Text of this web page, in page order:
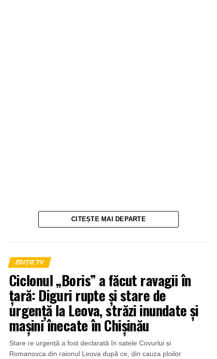
CITEȘTE MAI DEPARTE
EDIȚIE TV
Ciclonul „Boris” a făcut ravagii în
țară: Diguri rupte și stare de
urgență la Leova, străzi inundate și
mașini înecate în Chișinău
Stare re urgență a fost declarată în satele Covurlui și
Romanovca din raionul Leova după ce, din cauza ploilor